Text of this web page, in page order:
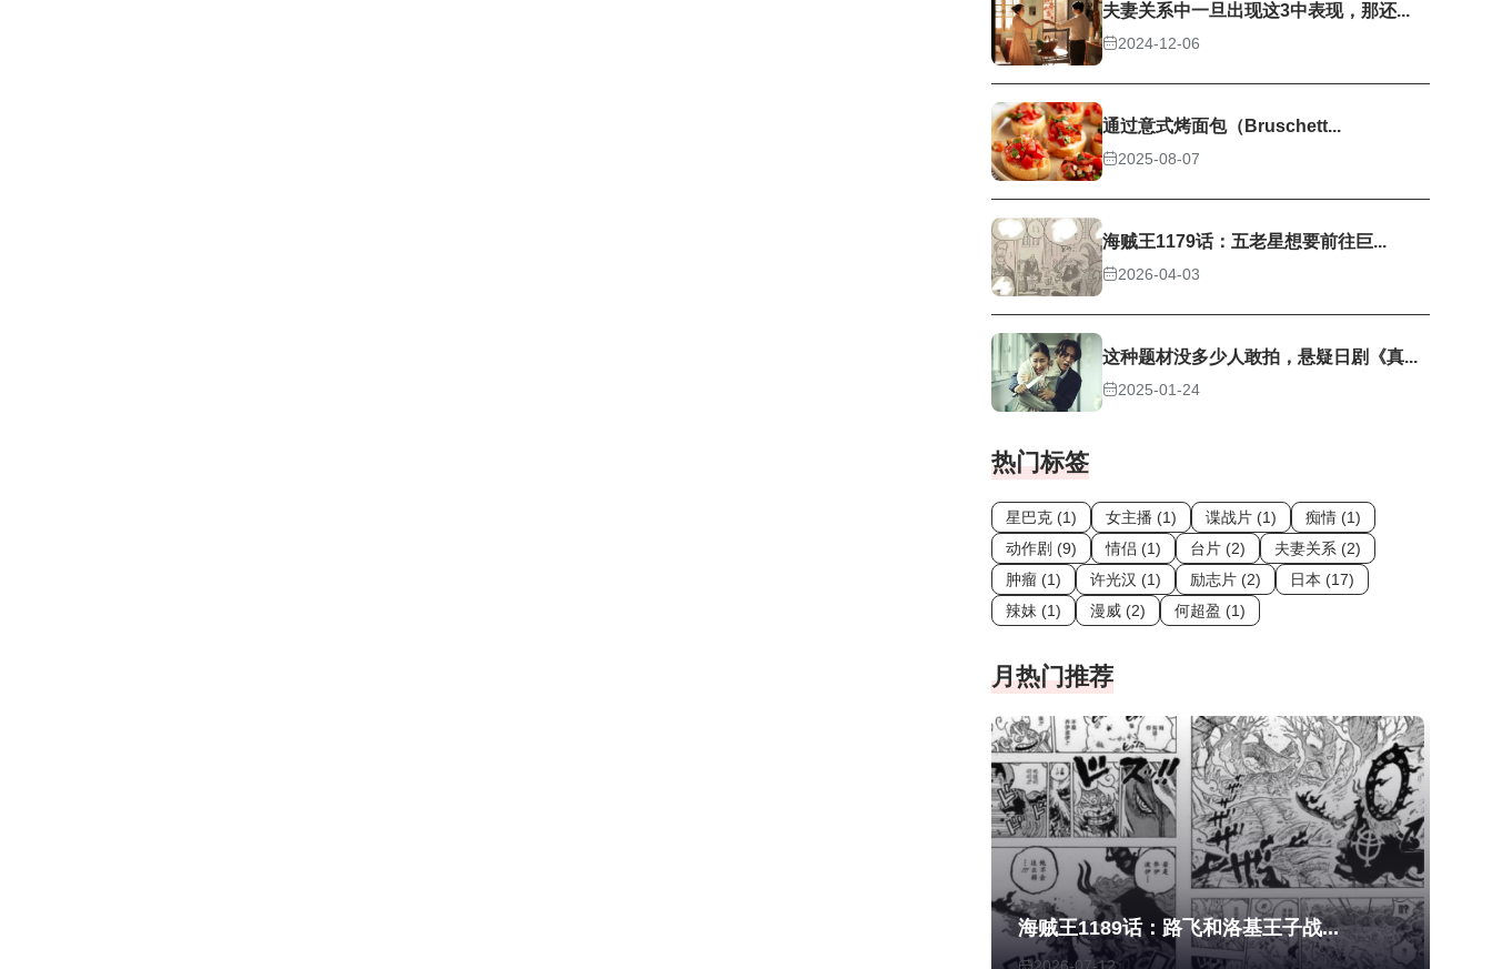
夫妻关系中一旦出现这3中表现，那还...
2024-12-06
通过意式烤面包（Bruschett...
2025-08-07
海贼王1179话：五老星想要前往巨...
2026-04-03
这种题材没多少人敢拍，悬疑日剧《真...
2025-01-24
热门标签
星巴克 (1) 女主播 (1) 谍战片 (1)
痴情 (1)
动作剧 (9)
情侣 (1) 台片 (2)
夫妻关系 (2)
肿瘤 (1)
许光汉 (1) 励志片 (2)
日本 (17)
辣妹 (1)
漫威 (2) 何超盈 (1)
月热门推荐
海贼王1189话：路飞和洛基王子战...